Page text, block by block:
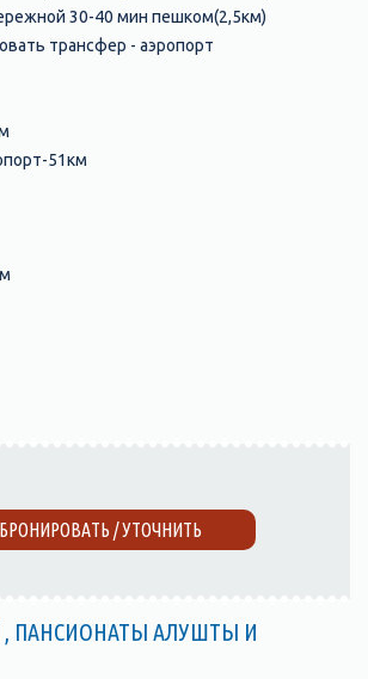
30-40 мин пешком(2,5км)
трансфер - аэропорт
51км
БРОНИРОВАТЬ / УТОЧНИТЬ
ПАНСИОНАТЫ АЛУШТЫ И